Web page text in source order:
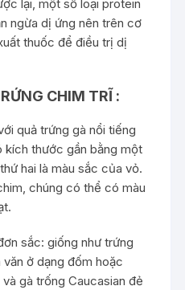
lại, một số loại protein
ngừa dị ứng nên trên cơ
thuốc để điều trị dị
CHIM TRĨ :
quả trứng gà nổi tiếng
thước gần bằng một
hai là màu sắc của vỏ.
chúng có thể có màu
sắc: giống như trứng
ở dạng đốm hoặc
gà trống Caucasian đẻ